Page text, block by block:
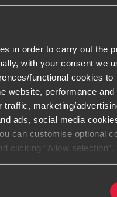
in order to carry out the
with your consent we
functional cookies to
website, performance and
traffic, marketing/
ads, social media
can customise optional
clicking “Allow
de la France à horizon
», N°2024-04, Paris,